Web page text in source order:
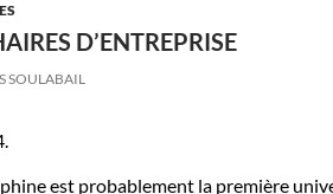
D’ENTREPRISE
SOULABAIL
est probablement la première